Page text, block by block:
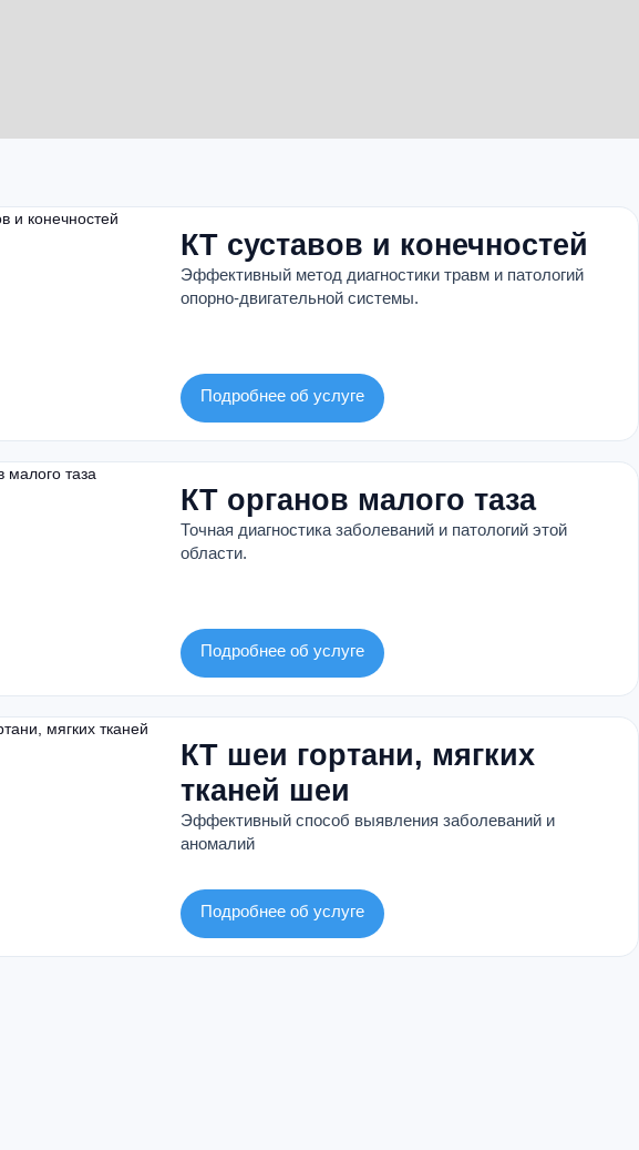
КТ суставов и конечностей
Эффективный метод диагностики травм и патологий
опорно-двигательной системы.
Подробнее об услуге
КТ органов малого таза
Точная диагностика заболеваний и патологий этой
области.
Подробнее об услуге
КТ шеи гортани, мягких
тканей шеи
Эффективный способ выявления заболеваний и
аномалий
Подробнее об услуге